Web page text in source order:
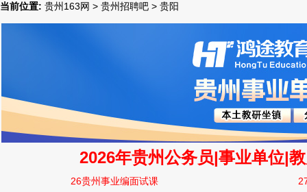
当前位置: 贵州163网 > 贵州招聘吧 > 贵阳